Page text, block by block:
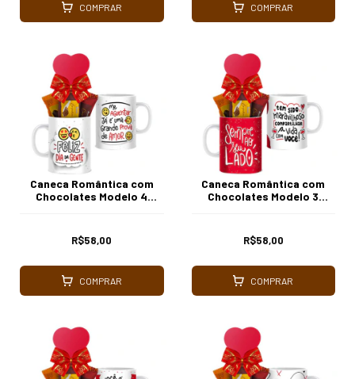
COMPRAR COMPRAR
Caneca Romântica com
Chocolates Modelo 4
R$58,00
COMPRAR
Caneca Romântica com
Chocolates Modelo 3
R$58,00
COMPRAR